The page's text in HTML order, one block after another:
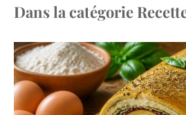
Dans la catégorie